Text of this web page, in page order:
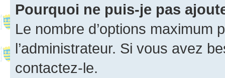
Pourquoi ne puis-je pas
Le nombre d’options maximum
l’administrateur. Si vous avez
contactez-le.